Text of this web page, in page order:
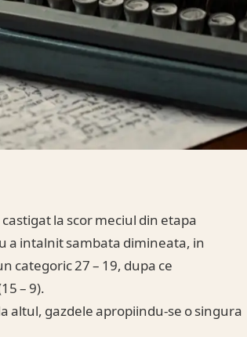
la scor meciul din etapa
a intalnit sambata dimineata, in
categoric 27 – 19, dupa ce
– 9).
altul, gazdele apropiindu-se o singura